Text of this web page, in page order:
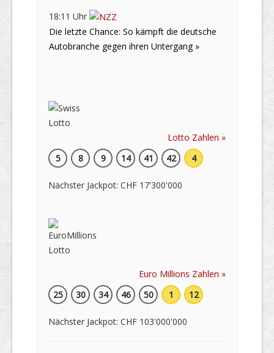
18:11 Uhr
Die letzte Chance: So kämpft die deutsche
Autobranche gegen ihren Untergang »
Lotto Zahlen »
5
8 9 14 41 42 4
Nächster Jackpot: CHF 17'300'000
Euro Millions Zahlen »
25
30 34 46 50 1 12
Nächster Jackpot: CHF 103'000'000